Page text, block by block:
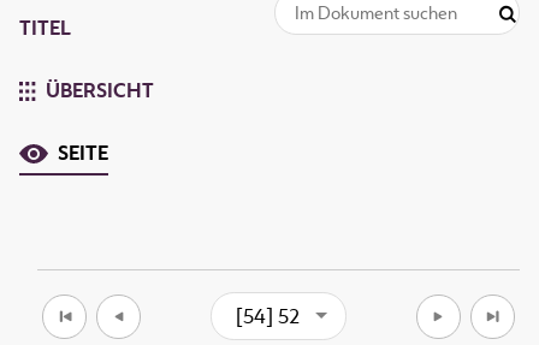
TITEL
ÜBERSICHT
SEITE
[54] 52